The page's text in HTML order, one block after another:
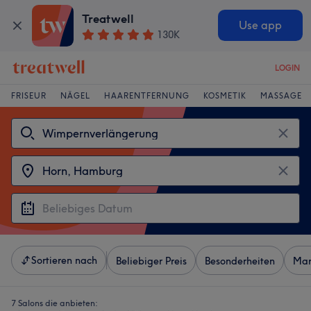
Treatwell
130K
Use app
LOGIN
FRISEUR NÄGEL HAARENTFERNUNG KOSMETIK MASSAGE
Sortieren nach Beliebiger Preis Besonderheiten
7 Salons die anbieten: